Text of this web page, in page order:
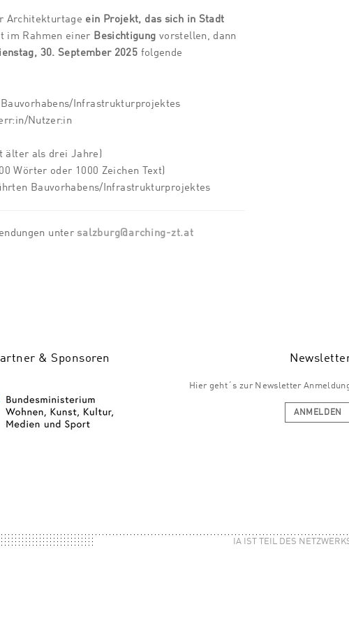
Architekturtage ein Projekt, das sich in Stadt
im Rahmen einer Besichtigung vorstellen, dann
30. September 2025 folgende
Bauvorhabens/Infrastrukturprojektes
Nutzer:in
älter als drei Jahre)
Wörter oder 1000 Zeichen Text)
Bauvorhabens/Infrastrukturprojektes
unter salzburg@arching-zt.at
& Sponsoren
Hier geht´s zur Newsletter
ANMELDEN
IA IST TEIL DES